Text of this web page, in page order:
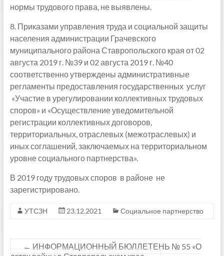
нормы трудового права, не выявлены.
8. Приказами управления труда и социальной защиты
населения администрации Грачевского
муниципального района Ставропольского края от 02
августа 2019 г. №39 и 02 августа 2019 г. №40
соответственно утверждены административные
регламенты предоставления государственных услуг
«Участие в урегулировании коллективных трудовых
споров» и «Осуществление уведомительной
регистрации коллективных договоров,
территориальных, отраслевых (межотраслевых) и
иных соглашений, заключаемых на территориальном
уровне социального партнерства».
В 2019 году трудовых споров в районе не
зарегистрировано.
УТСЗН 23.12.2021 Социальное партнерство
← ИНФОРМАЦИОННЫЙ БЮЛЛЕТЕНЬ № 55 «О